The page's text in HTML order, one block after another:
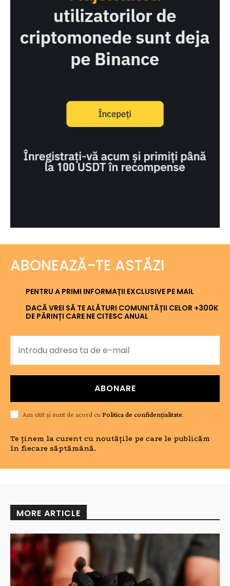
ABONEAZĂ-TE ASTĂZI
PENTRU A PRIMI INFORMAȚII EXCLUSIVE PE MAIL
DACĂ VREI SĂ TE ALĂTURI COMUNITĂȚII CELOR +300K
DE PĂRINȚI CARE NE CITESC ANUAL
ABONARE
Am citit și sunt de acord cu Politica de confidențialitate.
Te ținem la curent cu noutățile pe care le publicăm
în fiecare săptămână.
MORE ARTICLE